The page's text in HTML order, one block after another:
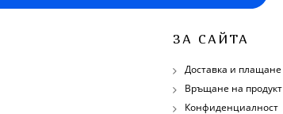
ЗА САЙТА
Доставка и плащане
Връщане на продукт
Конфиденциалност